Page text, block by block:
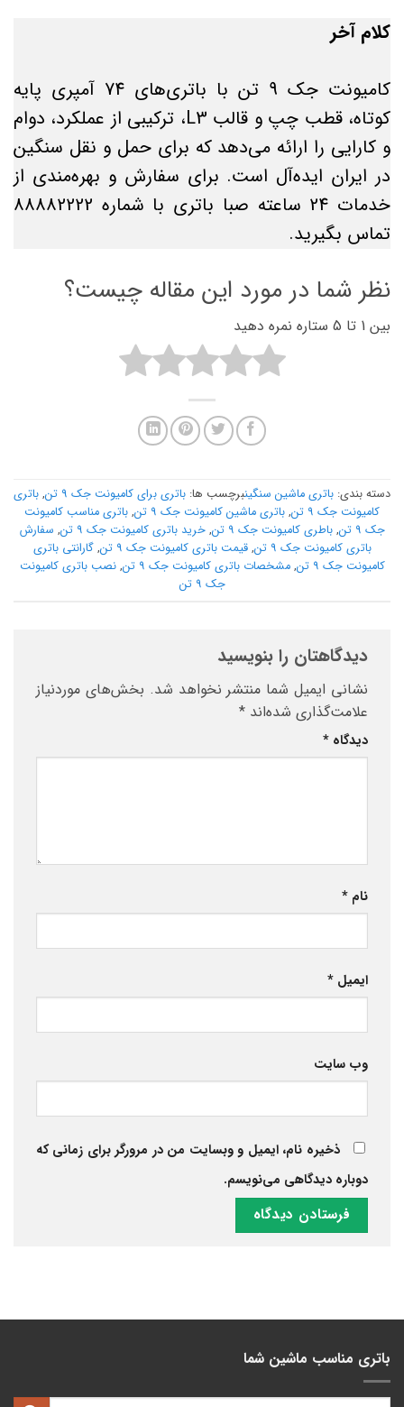
کلام آخر
کامیونت جک 9 تن با باتری‌های 74 آمپری پایه
کوتاه، قطب چپ و قالب L3، ترکیبی از عملکرد، دوام
و کارایی را ارائه می‌دهد که برای حمل و نقل سنگین
در ایران ایده‌آل است. برای سفارش و بهره‌مندی از
خدمات 24 ساعته صبا باتری با شماره 88882222
تماس بگیرید.
نظر شما در مورد این مقاله چیست؟
بین 1 تا 5 ستاره نمره دهید
دسته بندی: باتری ماشین سنگینبرچسب ها: باتری برای کامیونت جک 9 تن , باتری
کامیونت جک 9 تن
, باتری ماشین کامیونت جک 9 تن , باتری مناسب کامیونت
جک 9 تن
,باطری کامیونت جک 9 تن ,خرید باتری کامیونت جک 9 تن , سفارش
باتری کامیونت جک 9 تن
,قیمت باتری کامیونت جک 9 تن ,گارانتی باتری
کامیونت جک 9 تن
,مشخصات باتری کامیونت جک 9 تن ,نصب باتری کامیونت
جک 9 تن
دیدگاهتان را بنویسید
نشانی ایمیل شما منتشر نخواهد شد. بخش‌های موردنیاز
علامت‌گذاری شده‌اند *
دیدگاه *
نام *
ایمیل *
وب‌ سایت
ذخیره نام، ایمیل و وبسایت من در مرورگر برای زمانی که
دوباره دیدگاهی می‌نویسم.
باتری مناسب ماشین شما